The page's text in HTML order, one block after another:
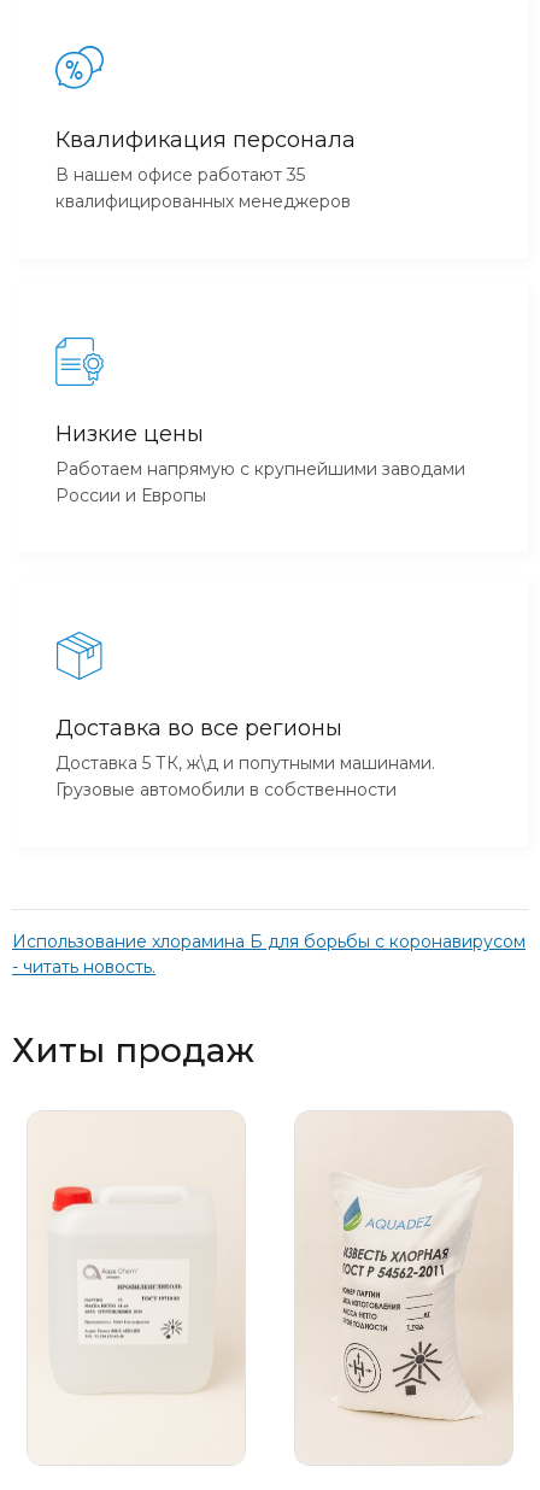
Квалификация персонала
В нашем офисе работают 35
квалифицированных менеджеров
Низкие цены
Работаем напрямую с крупнейшими заводами
России и Европы
Доставка во все регионы
Доставка 5 ТК, ж\д и попутными машинами.
Грузовые автомобили в собственности
Использование хлорамина Б для борьбы с коронавирусом
- читать новость.
Хиты продаж